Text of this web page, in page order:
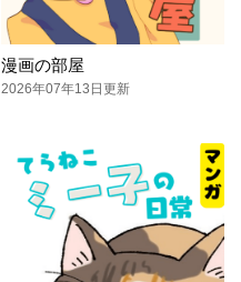
漫画の部屋
2026年07年13日更新